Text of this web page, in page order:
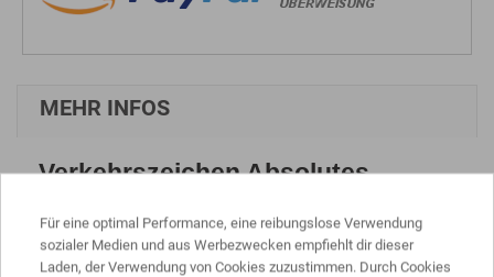
MEHR INFOS
Verkehrszeichen Absolutes
rechts
nach StVO mit RAL Gütezeichen
Für eine optimal Performance, eine reibungslose Verwendung
sozialer Medien und aus Werbezwecken empfiehlt dir dieser
Laden, der Verwendung von Cookies zuzustimmen. Durch Cookies